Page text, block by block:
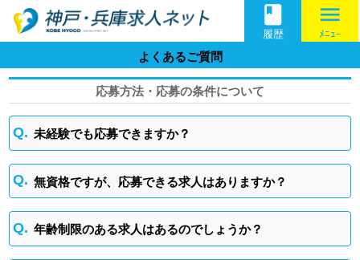
book
履歴
menu
ﾒﾆｭｰ
よくあるご質問
応募方法・応募の条件について
未経験でも応募できますか？
無資格ですが、応募できる求人はありますか？
年齢制限のある求人はあるのでしょうか？